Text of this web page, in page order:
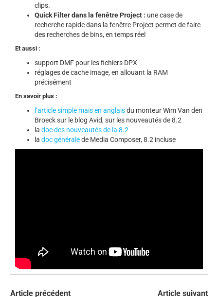
clips.
Quick Filter dans la fenêtre Project : une case de
recherche rapide dans la fenêtre Project permet de faire
des recherches de bins, en temps réel
Et aussi :
support DMF pour les fichiers DPX
réglages de cache image, en allouant la RAM
précisément
En savoir plus :
l’article simple mais en anglaisdu monteur Wim Van den
Broeck sur le blog Avid, sur les nouveautés de 8.2
ladoc des nouveautés de la 8.2
ladoc généralede Media Composer, 8.2 incluse
Article précédent Article suivant